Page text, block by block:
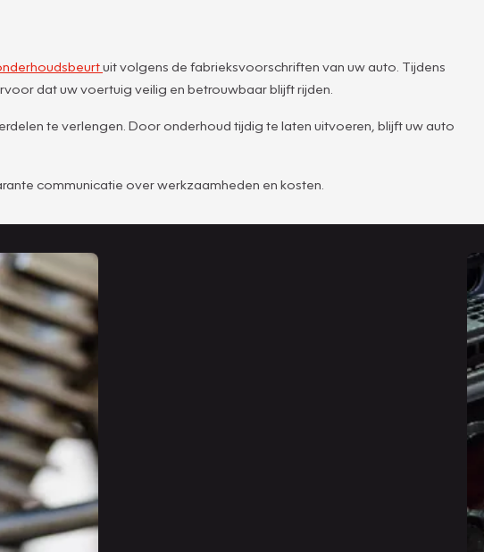
uit volgens de fabrieksvoorschriften van uw auto. Tijdens
dat uw voertuig veilig en betrouwbaar blijft rijden.
te verlengen. Door onderhoud tijdig te laten uitvoeren, blijft uw auto
communicatie over werkzaamheden en kosten.